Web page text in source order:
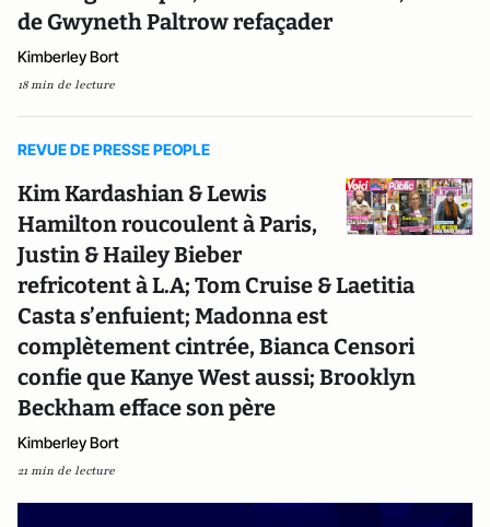
de Gwyneth Paltrow refaçader
Kimberley Bort
18 min de lecture
REVUE DE PRESSE PEOPLE
Kim Kardashian & Lewis
Hamilton roucoulent à Paris,
Justin & Hailey Bieber
refricotent à L.A; Tom Cruise & Laetitia
Casta s’enfuient; Madonna est
complètement cintrée, Bianca Censori
confie que Kanye West aussi; Brooklyn
Beckham efface son père
Kimberley Bort
21 min de lecture